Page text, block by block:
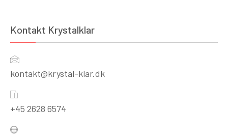
Kontakt Krystalklar
kontakt@krystal-klar.dk
+45 2628 6574